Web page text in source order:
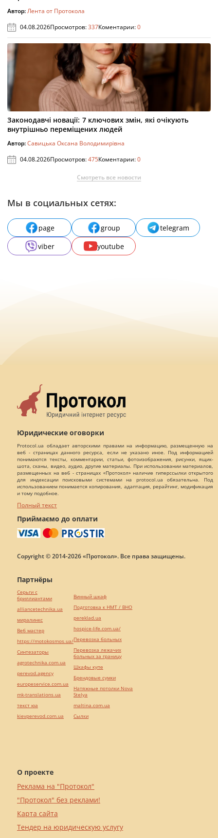
Автор:Лента от Протокола
04.08.2026Просмотров:337Коментарии:0
Законодавчі новації: 7 ключових змін, які очікують
внутрішньо переміщених людей
Автор:Савицька Оксана Володимирівна
04.08.2026Просмотров:475Коментарии:0
Смотреть все новости
Мы в социальных сетях:
page group
telegram
viber
youtube
Юридические оговорки
Protocol.ua обладает авторскими правами на информацию, размещенную на
веб - страницах данного ресурса, если не указано иное. Под информацией
понимаются тексты, комментарии, статьи, фотоизображения, рисунки, ящик-
шота, сканы, видео, аудио, другие материалы. При использовании материалов,
размещенных на веб - страницах «Протокол» наличие гиперссылки открытого
для индексации поисковыми системами на protocol.ua обязательна. Под
использованием понимается копирования, адаптация, рерайтинг, модификация
и тому подобное.
Полный текст
Приймаємо до оплати
Copyright © 2014-2026 «Протокол». Все права защищены.
О проекте
Реклама на "Протокол"
"Протокол" без реклами!
Карта сайта
Тендер на юридическую услугу
Партнёры
Серьги с
бриллиантами
alliancetechnika.ua
миралинкс
Веб мастер
https://motokosmos.ua/
Синтезаторы
agrotechnika.com.ua
perevod.agency
europeservice.com.ua
mk-translations.ua
текст юа
kievperevod.com.ua
Винный шкаф
Подготовка к НМТ / ВНО
pereklad.ua
hospice-life.com.ua/
Перевозка больных
Перевозка лежачих
больных за границу
Шкафы купе
Брендовые сумки
Натяжные потолки Nova
Stelya
maltina.com.ua
Cылки